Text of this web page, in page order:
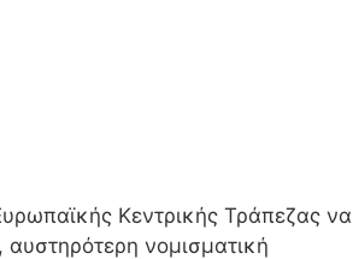
Κεντρικής Τράπεζας να
αυστηρότερη νομισματική